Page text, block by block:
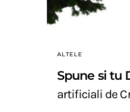
ALTELE
Spune si tu
artificiali de